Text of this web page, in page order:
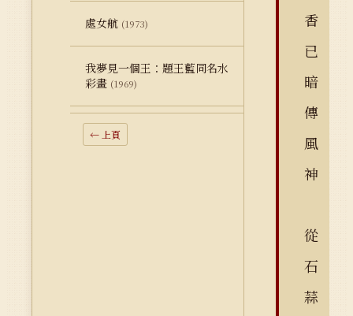
處女航 (1973)
我夢見一個王：題王藍同名水
彩畫 (1969)
← 上頁
香
已
暗
傳
風
神
從
石
蒜